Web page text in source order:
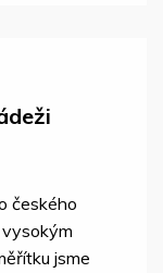
českého
jsme